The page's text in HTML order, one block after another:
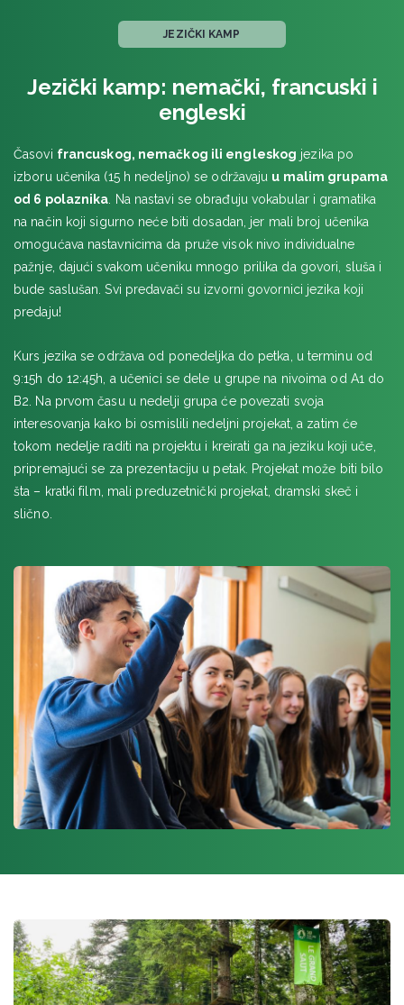
JEZIČKI KAMP
Jezički kamp: nemački, francuski i
engleski
Časovi francuskog, nemačkog ili engleskog jezika po
izboru učenika (15 h nedeljno) se održavaju u malim grupama
od 6 polaznika . Na nastavi se obrađuju vokabular i gramatika
na način koji sigurno neće biti dosadan, jer mali broj učenika
omogućava nastavnicima da pruže visok nivo individualne
pažnje, dajući svakom učeniku mnogo prilika da govori, sluša i
bude saslušan. Svi predavači su izvorni govornici jezika koji
predaju!
Kurs jezika se održava od ponedeljka do petka, u terminu od
9:15h do 12:45h, a učenici se dele u grupe na nivoima od A1 do
B2. Na prvom času u nedelji grupa će povezati svoja
interesovanja kako bi osmislili nedeljni projekat, a zatim će
tokom nedelje raditi na projektu i kreirati ga na jeziku koji uče,
pripremajući se za prezentaciju u petak. Projekat može biti bilo
šta – kratki film, mali preduzetnički projekat, dramski skeč i
slično.